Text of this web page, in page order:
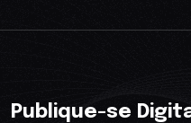
Publique-se